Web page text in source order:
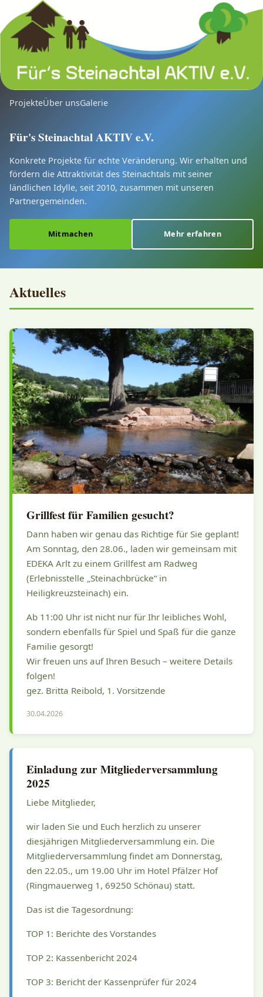
ProjekteÜber unsGalerie
Für's Steinachtal AKTIV e.V.
Konkrete Projekte für echte Veränderung. Wir erhalten und
fördern die Attraktivität des Steinachtals mit seiner
ländlichen Idylle, seit 2010, zusammen mit unseren
Partnergemeinden.
Mitmachen Mehr erfahren
Aktuelles
Grillfest für Familien gesucht?
Dann haben wir genau das Richtige für Sie geplant!
Am Sonntag, den 28.06., laden wir gemeinsam mit
EDEKA Arlt zu einem Grillfest am Radweg
(Erlebnisstelle „Steinachbrücke“ in
Heiligkreuzsteinach) ein.
Ab 11:00 Uhr ist nicht nur für Ihr leibliches Wohl,
sondern ebenfalls für Spiel und Spaß für die ganze
Familie gesorgt!
Wir freuen uns auf Ihren Besuch – weitere Details
folgen!
gez. Britta Reibold, 1. Vorsitzende
30.04.2026
Einladung zur Mitgliederversammlung
2025
Liebe Mitglieder,
wir laden Sie und Euch herzlich zu unserer
diesjährigen Mitgliederversammlung ein. Die
Mitgliederversammlung findet am Donnerstag,
den 22.05., um 19.00 Uhr im Hotel Pfälzer Hof
(Ringmauerweg 1, 69250 Schönau) statt.
Das ist die Tagesordnung:
TOP 1: Berichte des Vorstandes
TOP 2: Kassenbericht 2024
TOP 3: Bericht der Kassenprüfer für 2024